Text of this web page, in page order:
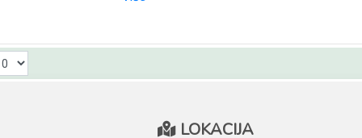
LOKACIJA